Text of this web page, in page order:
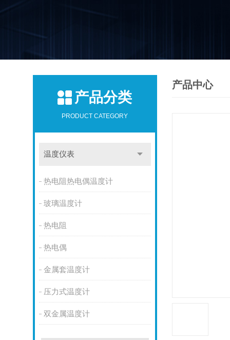
产品分类
PRODUCT CATEGORY
温度仪表
热电阻热电偶温度计
玻璃温度计
热电阻
热电偶
金属套温度计
压力式温度计
双金属温度计
产品中心